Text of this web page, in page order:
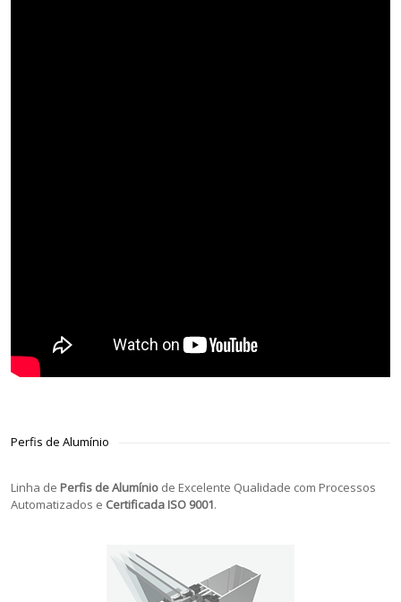
Perfis de Alumínio
Linha de Perfis de Alumínio de Excelente Qualidade com Processos
Automatizados e Certificada ISO 9001.